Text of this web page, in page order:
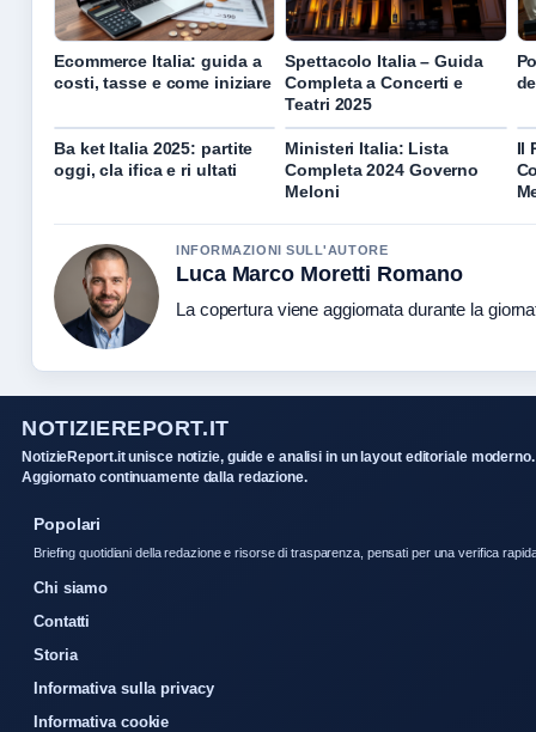
Ecommerce Italia: guida a
costi, tasse e come iniziare
Spettacolo Italia – Guida
Completa a Concerti e
Teatri 2025
Ba ket Italia 2025: partite
oggi, cla ifica e ri ultati
Ministeri Italia: Lista
Completa 2024 Governo
Meloni
Il
INFORMAZIONI SULL'AUTORE
Luca Marco Moretti Romano
La copertura viene aggiornata durante la
NOTIZIEREPORT.IT
NotizieReport.it unisce notizie, guide e analisi in un layout editoriale moderno.
Aggiornato continuamente dalla redazione.
Popolari
Briefing quotidiani della redazione e risorse di trasparenza, pensati per una verifica
Chi siamo
Contatti
Storia
Informativa sulla privacy
Informativa cookie